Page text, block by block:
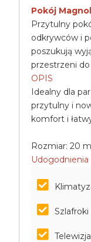
Pokój
Przytulny
odkrywców i
poszukują
przestrzeni do
OPIS
Idealny dla
przytulny i
komfort i
Rozmiar: 20
Udogodnienia
Szlafroki